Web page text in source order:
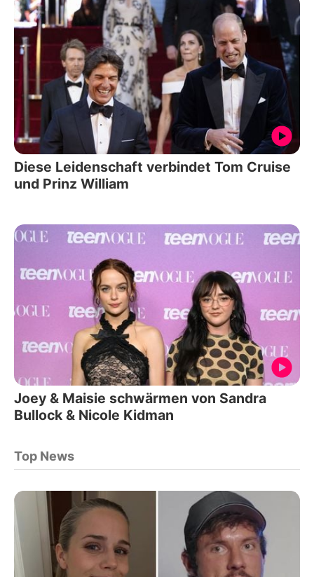
Diese Leidenschaft verbindet Tom Cruise
und Prinz William
Joey & Maisie schwärmen von Sandra
Bullock & Nicole Kidman
Top News